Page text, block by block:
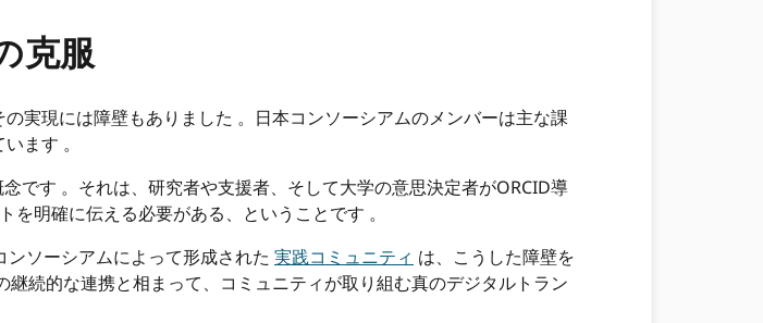
克服
実現には障壁もありました 。日本コンソーシアムのメンバーは主な課
ます 。
です 。それは、研究者や支援者、そして大学の意思決定者がORCID導
明確に伝える必要がある、ということです 。
ソーシアムによって形成された 実践コミュニティ は、こうした障壁を
続的な連携と相まって、コミュニティが取り組む真のデジタルトラン